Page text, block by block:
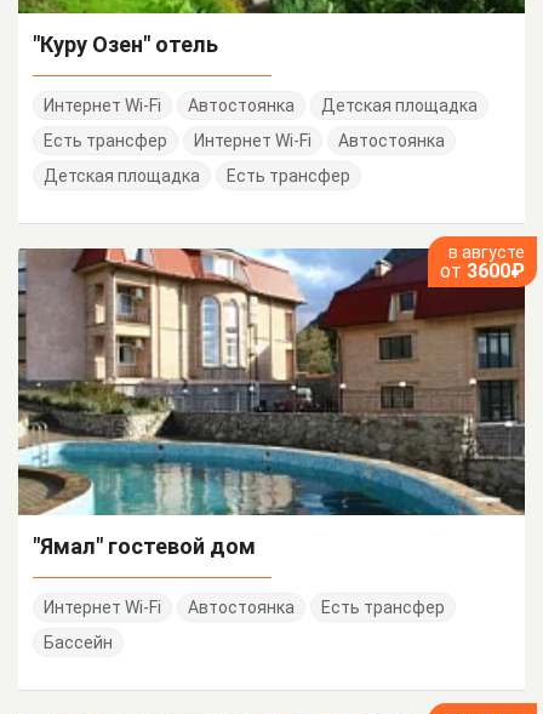
"Куру Озен" отель
Интернет Wi-Fi Автостоянка
Детская площадка
Есть трансфер
Интернет Wi-Fi
Автостоянка
Детская площадка
Есть трансфер
в августе
от 3600₽
"Ямал" гостевой дом
Интернет Wi-Fi Автостоянка
Есть трансфер
Бассейн